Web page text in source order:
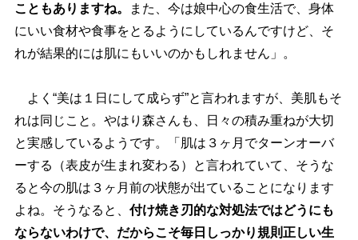
こともありますね。
また、今は娘中心の食生活で、身体
にいい食材や食事をとるようにしているんですけど、そ
れが結果的には肌にもいいのかもしれません」。
よく“美は１日にして成らず”と言われますが、美肌もそ
れは同じこと。やはり森さんも、日々の積み重ねが大切
と実感しているようです。「肌は３ヶ月でターンオーバ
ーする（表皮が生まれ変わる）と言われていて、そうな
ると今の肌は３ヶ月前の状態が出ていることになります
よね。そうなると、 付け焼き刃的な対処法ではどうにも
ならないわけで、だからこそ毎日しっかり規則正しい生